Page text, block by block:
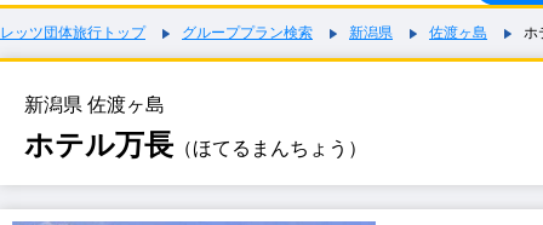
レッツ団体旅行トップ グループプラン検索 新潟県 佐渡ヶ島 ホ
新潟県 佐渡ヶ島
ホテル万長 （ほてるまんちょう）